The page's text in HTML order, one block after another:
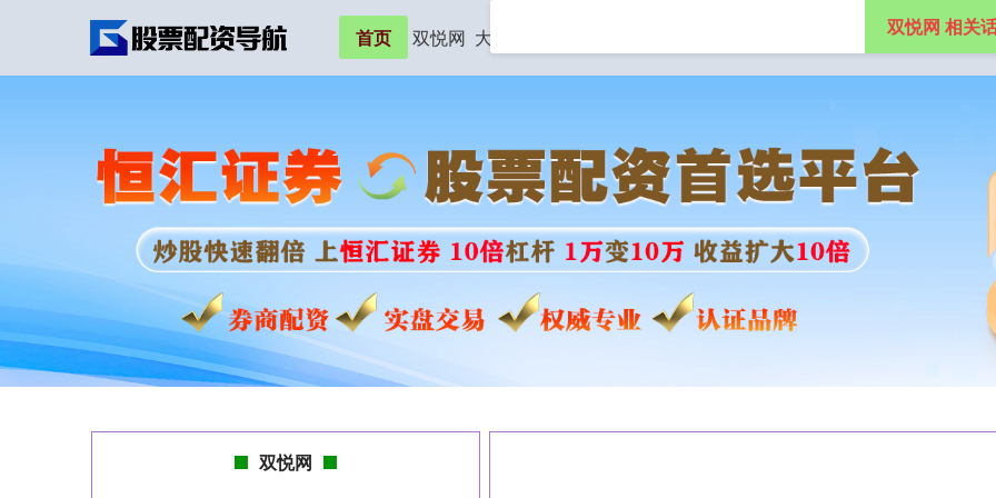
首页 双悦网 大额配资 双悦网 相关
双悦网